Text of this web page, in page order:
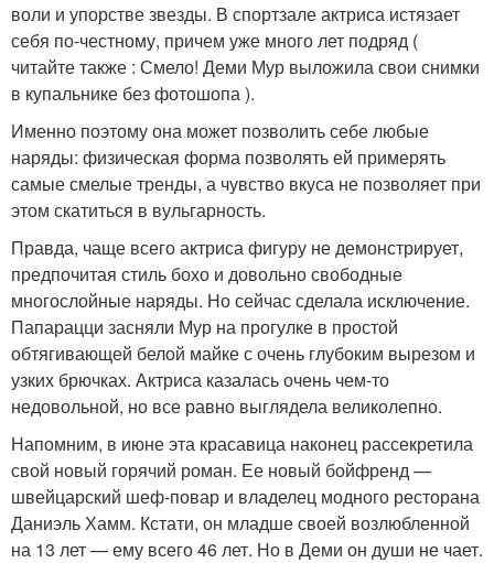
воли и упорстве звезды. В спортзале актриса истязает
себя по-честному, причем уже много лет подряд (
читайте также : Смело! Деми Мур выложила свои снимки
в купальнике без фотошопа ).
Именно поэтому она может позволить себе любые
наряды: физическая форма позволять ей примерять
самые смелые тренды, а чувство вкуса не позволяет при
этом скатиться в вульгарность.
Правда, чаще всего актриса фигуру не демонстрирует,
предпочитая стиль бохо и довольно свободные
многослойные наряды. Но сейчас сделала исключение.
Папарацци засняли Мур на прогулке в простой
обтягивающей белой майке с очень глубоким вырезом и
узких брючках. Актриса казалась очень чем-то
недовольной, но все равно выглядела великолепно.
Напомним, в июне эта красавица наконец рассекретила
свой новый горячий роман. Ее новый бойфренд —
швейцарский шеф-повар и владелец модного ресторана
Даниэль Хамм. Кстати, он младше своей возлюбленной
на 13 лет — ему всего 46 лет. Но в Деми он души не чает.